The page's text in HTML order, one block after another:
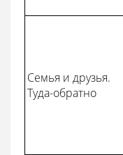
Семья и друзья.
Туда-обратно